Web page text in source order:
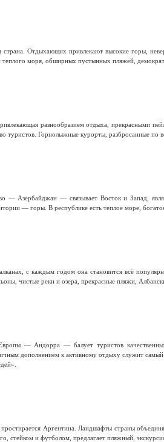
Отдыхающих привлекают высокие горы,
моря, обширных пустынных пляжей,
разнообразием отдыха, прекрасными
туристов. Горнолыжные курорты, разбросанные по
— Азербайджан — связывает Восток и Запад,
— горы. В республике есть теплое море, богатое
с каждым годом она становится всё
чистые реки и озера, прекрасные пляжи,
— Андорра — балует туристов
дополнением к активному отдыху служит
Аргентина. Ландшафты страны
стейком и футболом, предлагает пляжный,